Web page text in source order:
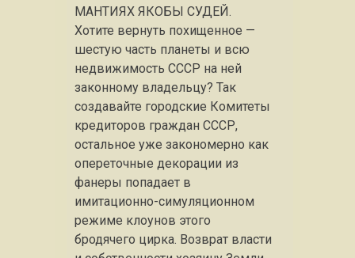
МАНТИЯХ ЯКОБЫ СУДЕЙ.
Хотите вернуть похищенное —
шестую часть планеты и всю
недвижимость СССР на ней
законному владельцу? Так
создавайте городские Комитеты
кредиторов граждан СССР,
остальное уже закономерно как
опереточные декорации из
фанеры попадает в
имитационно-симуляционном
режиме клоунов этого
бродячего цирка. Возврат власти